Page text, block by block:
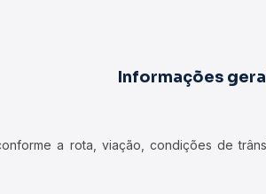
Informações
a rota, viação, condições de